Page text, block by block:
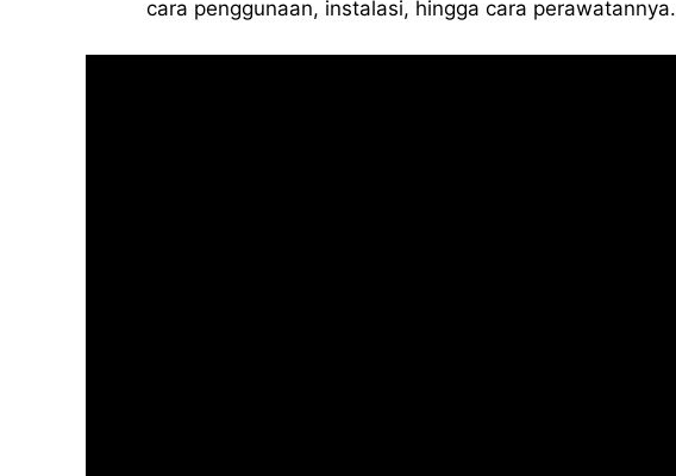
cara penggunaan, instalasi, hingga cara perawatannya.